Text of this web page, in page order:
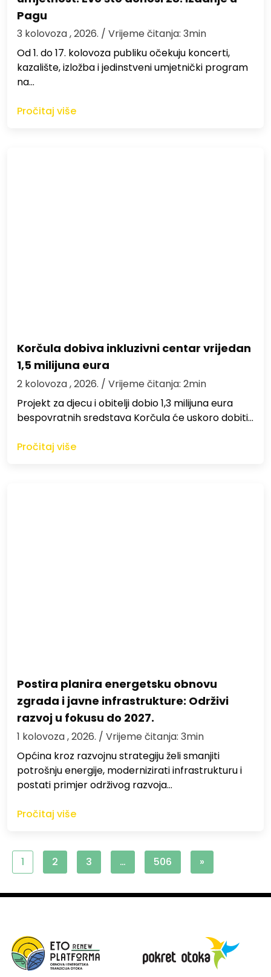
Pagu
3 kolovoza , 2026. / Vrijeme čitanja: 3min
Od 1. do 17. kolovoza publiku očekuju koncerti,
kazalište, izložba i jedinstveni umjetnički program
na…
Pročitaj više
Korčula dobiva inkluzivni centar vrijedan
1,5 milijuna eura
2 kolovoza , 2026. / Vrijeme čitanja: 2min
Projekt za djecu i obitelji dobio 1,3 milijuna eura
bespovratnih sredstava Korčula će uskoro dobiti…
Pročitaj više
Postira planira energetsku obnovu
zgrada i javne infrastrukture: Održivi
razvoj u fokusu do 2027.
1 kolovoza , 2026. / Vrijeme čitanja: 3min
Općina kroz razvojnu strategiju želi smanjiti
potrošnju energije, modernizirati infrastrukturu i
postati primjer održivog razvoja…
Pročitaj više
1 2 3 … 506 »